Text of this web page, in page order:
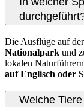
Die Ausflüge auf
Nationalpark und
lokalen
auf Englisch oder
Welche